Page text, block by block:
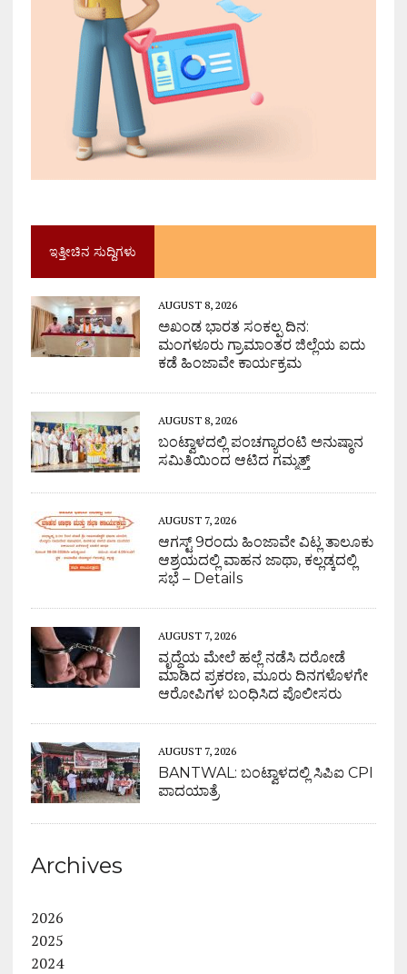
ಇತ್ತೀಚಿನ ಸುದ್ದಿಗಳು
AUGUST 8, 2026
ಅಖಂಡ ಭಾರತ ಸಂಕಲ್ಪ ದಿನ:
ಮಂಗಳೂರು ಗ್ರಾಮಾಂತರ ಜಿಲ್ಲೆಯ ಐದು
ಕಡೆ ಹಿಂಜಾವೇ ಕಾರ್ಯಕ್ರಮ
AUGUST 8, 2026
ಬಂಟ್ವಾಳದಲ್ಲಿ ಪಂಚಗ್ಯಾರಂಟಿ ಅನುಷ್ಠಾನ
ಸಮಿತಿಯಿಂದ ಆಟಿದ ಗಮ್ಮತ್ತ್
AUGUST 7, 2026
ಆಗಸ್ಟ್ 9ರಂದು ಹಿಂಜಾವೇ ವಿಟ್ಲ ತಾಲೂಕು
ಆಶ್ರಯದಲ್ಲಿ ವಾಹನ ಜಾಥಾ, ಕಲ್ಲಡ್ಕದಲ್ಲಿ
ಸಭೆ – Details
AUGUST 7, 2026
ವೃದ್ಧೆಯ ಮೇಲೆ ಹಲ್ಲೆ ನಡೆಸಿ ದರೋಡೆ
ಮಾಡಿದ ಪ್ರಕರಣ, ಮೂರು ದಿನಗಳೊಳಗೇ
ಆರೋಪಿಗಳ ಬಂಧಿಸಿದ ಪೊಲೀಸರು
AUGUST 7, 2026
BANTWAL: ಬಂಟ್ವಾಳದಲ್ಲಿ ಸಿಪಿಐ CPI
ಪಾದಯಾತ್ರೆ
Archives
2026
2025
2024